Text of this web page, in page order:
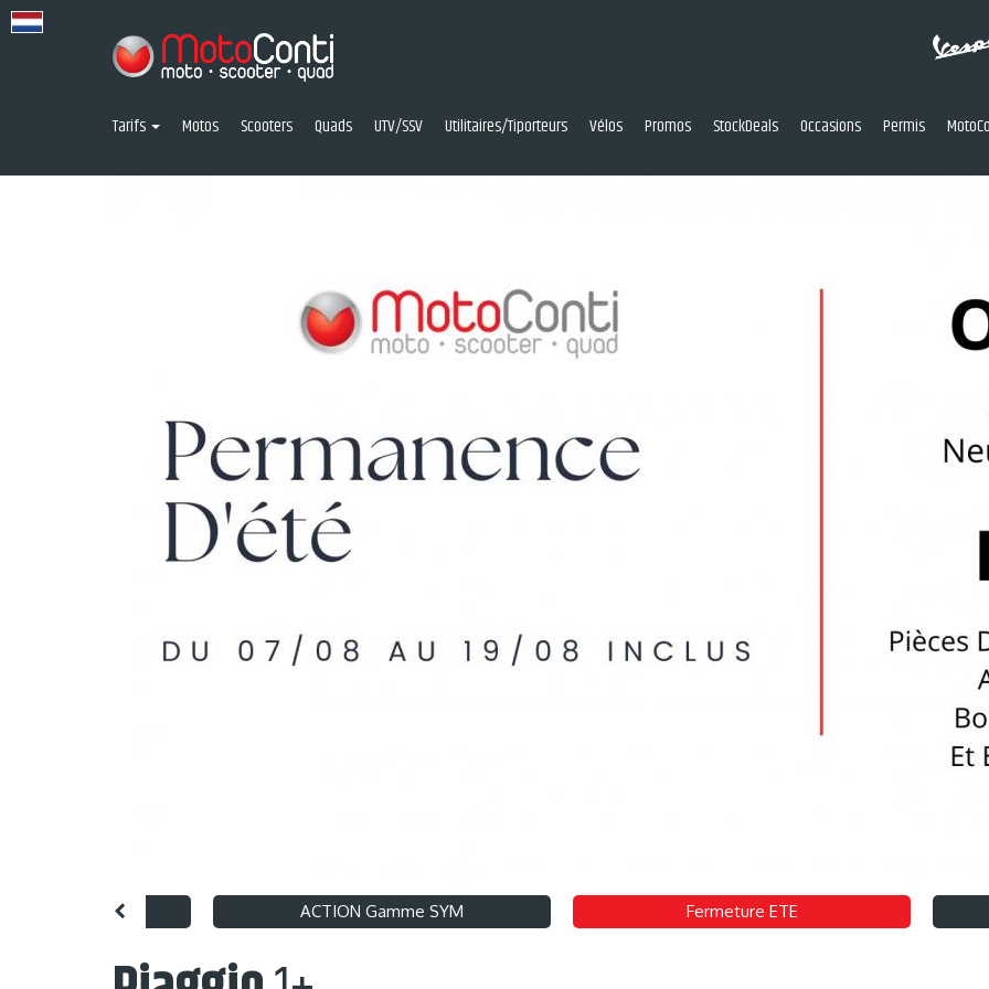
Tarifs Motos Scooters Quads UTV/SSV Utilitaires/Tiporteurs Vélos Promos StockDeals Occasions Permis
125 X Art Hugo ACTION Gamme SYM Fermeture ETE